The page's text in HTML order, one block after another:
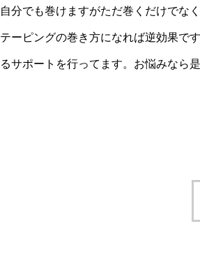
自分でも巻けますがただ巻くだけでな
テーピングの巻き方になれば逆効果で
るサポートを行ってます。お悩みなら